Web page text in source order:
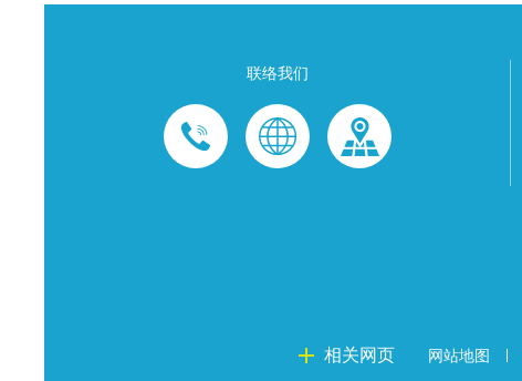
联络我们
相关网页 网站地图